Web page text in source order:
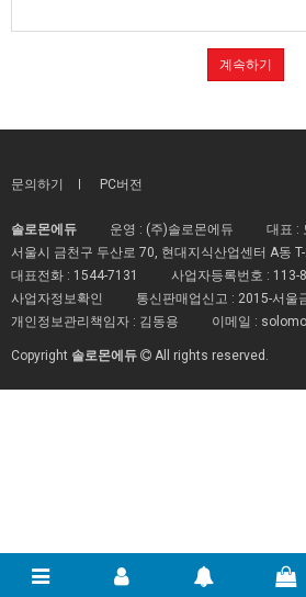
계속하기
문의하기 PC버전
솔로몬에듀 운영 : (주)솔로몬에듀
대표 :
서울시 금천구 두산로 70, 현대지식산업센터 A동
대표전화 : 1544-7131 사업자등록번호 : 113-
사업자정보확인
통신판매업신고 : 2015-서울
개인정보관리책임자 : 김동용
이메일 :
Copyright 솔로몬에듀 All rights reserved.